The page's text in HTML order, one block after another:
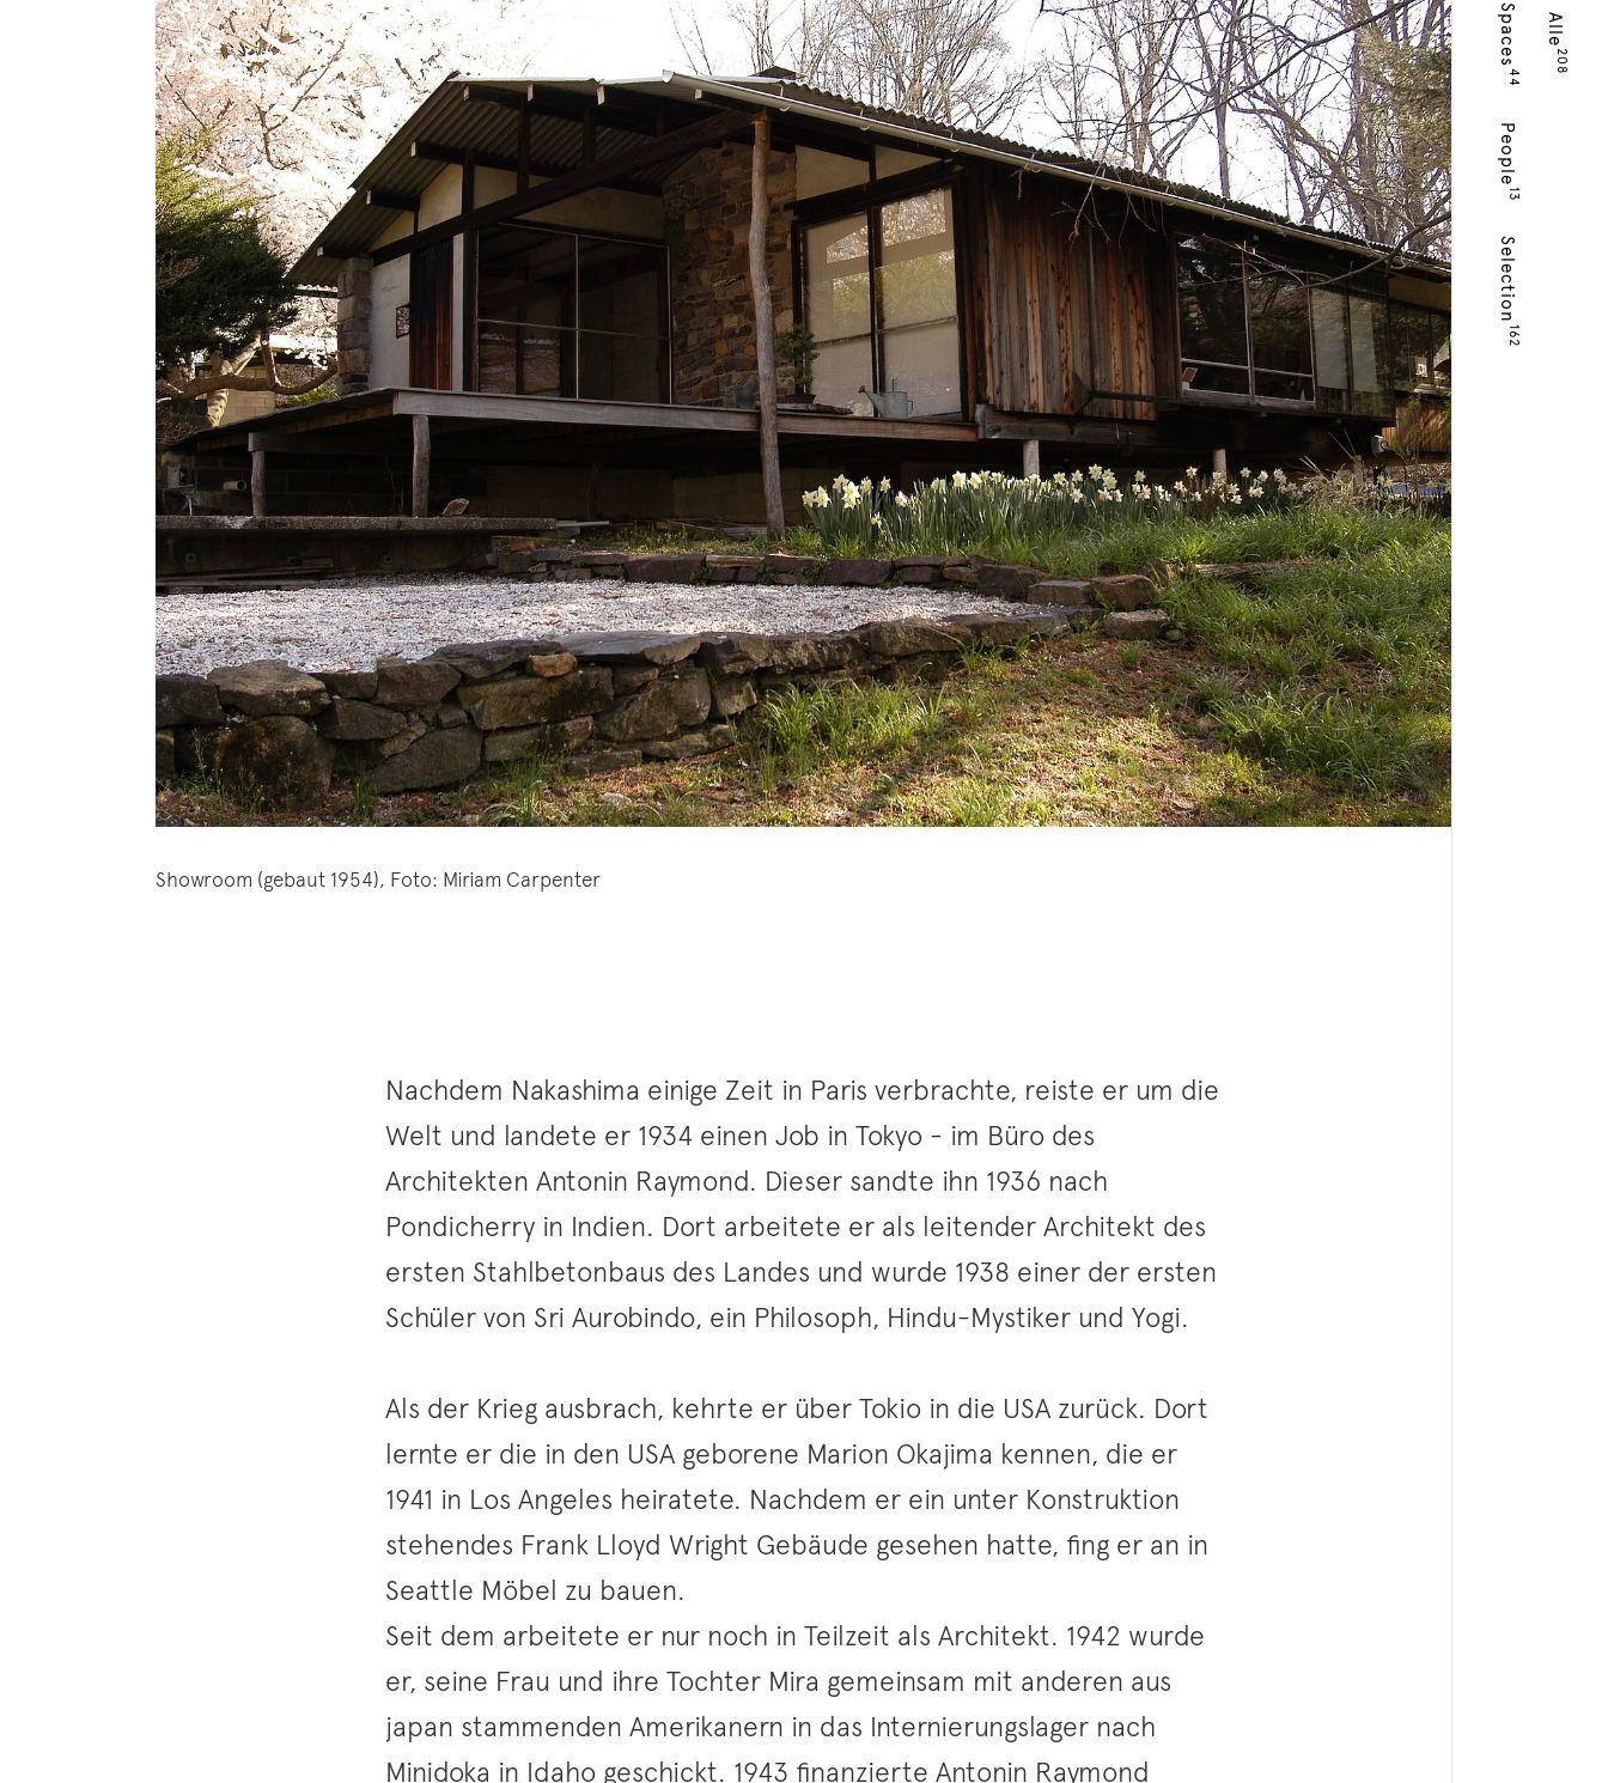
Alle
208
Spaces
44
People
13
Selection
162
Showroom (gebaut 1954), Foto: Miriam Carpenter
Nachdem Nakashima einige Zeit in Paris verbrachte, reiste er um die
Welt und landete er 1934 einen Job in Tokyo - im Büro des
Architekten Antonin Raymond. Dieser sandte ihn 1936 nach
Pondicherry in Indien. Dort arbeitete er als leitender Architekt des
ersten Stahlbetonbaus des Landes und wurde 1938 einer der ersten
Schüler von Sri Aurobindo, ein Philosoph, Hindu-Mystiker und Yogi.
Als der Krieg ausbrach, kehrte er über Tokio in die USA zurück. Dort
lernte er die in den USA geborene Marion Okajima kennen, die er
1941 in Los Angeles heiratete. Nachdem er ein unter Konstruktion
stehendes Frank Lloyd Wright Gebäude gesehen hatte, fing er an in
Seattle Möbel zu bauen.
Seit dem arbeitete er nur noch in Teilzeit als Architekt. 1942 wurde
er, seine Frau und ihre Tochter Mira gemeinsam mit anderen aus
japan stammenden Amerikanern in das Internierungslager nach
Minidoka in Idaho geschickt. 1943 finanzierte Antonin Raymond